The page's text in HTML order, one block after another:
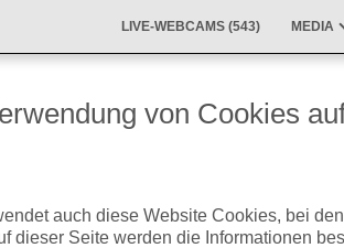
LIVE-WEBCAMS (543) MEDIA
von Cookies
auch diese Website Cookies, bei
dieser Seite werden die Informationen